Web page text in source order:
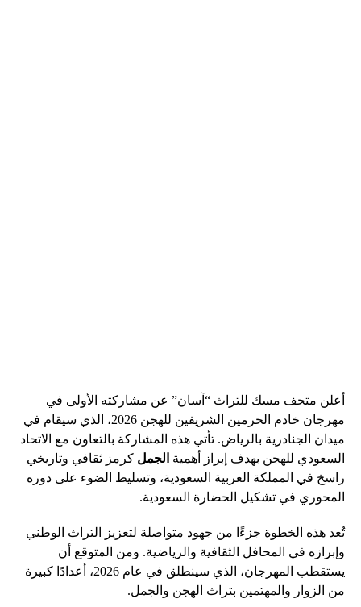
أعلن متحف مسك للتراث “آسان” عن مشاركته الأولى في
مهرجان خادم الحرمين الشريفين للهجن 2026، الذي سيقام في
ميدان الجنادرية بالرياض. تأتي هذه المشاركة بالتعاون مع الاتحاد
السعودي للهجن بهدف إبراز أهمية الجمل كرمز ثقافي وتاريخي
راسخ في المملكة العربية السعودية، وتسليط الضوء على دوره
المحوري في تشكيل الحضارة السعودية.
تُعد هذه الخطوة جزءًا من جهود متواصلة لتعزيز التراث الوطني
وإبرازه في المحافل الثقافية والرياضية. ومن المتوقع أن
يستقطب المهرجان، الذي سينطلق في عام 2026، أعدادًا كبيرة
من الزوار والمهتمين بتراث الهجن والجمل.